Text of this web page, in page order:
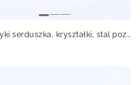
Kolczyki serduszka, kryształki, stal pozłacana S215520Z00